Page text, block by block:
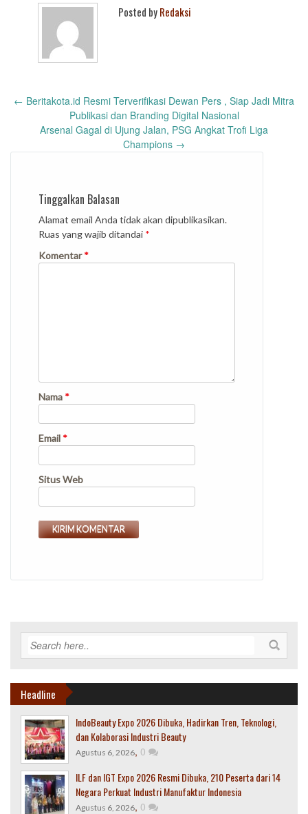
Posted byRedaksi
Post
← Beritakota.id Resmi Terverifikasi Dewan Pers , Siap Jadi Mitra
Publikasi dan Branding Digital Nasional
Arsenal Gagal di Ujung Jalan, PSG Angkat Trofi Liga
Champions →
Tinggalkan Balasan
Alamat email Anda tidak akan dipublikasikan.
Ruas yang wajib ditandai *
Komentar*
Nama *
Email *
Situs Web
Headline
IndoBeauty Expo 2026 Dibuka, Hadirkan Tren, Teknologi,
dan Kolaborasi Industri Beauty
Agustus 6, 2026, 0
ILF dan IGT Expo 2026 Resmi Dibuka, 210 Peserta dari 14
Negara Perkuat Industri Manufaktur Indonesia
Agustus 6, 2026, 0